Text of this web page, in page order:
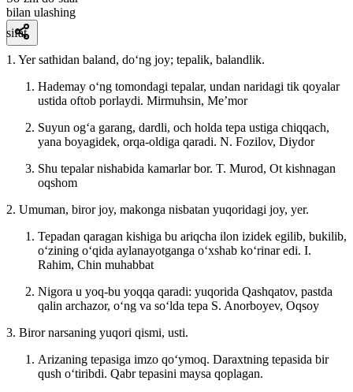
bilan ulashing
sifat
1. Yer sathidan baland, doʻng joy; tepalik, balandlik.
Hademay oʻng tomondagi tepalar, undan naridagi tik qoyalar
ustida oftob porlaydi. Mirmuhsin, Meʼmor
Suyun ogʻa garang, dardli, och holda tepa ustiga chiqqach,
yana boyagidek, orqa-oldiga qaradi. N. Fozilov, Diydor
Shu tepalar nishabida kamarlar bor. T. Murod, Ot kishnagan
oqshom
2. Umuman, biror joy, makonga nisbatan yuqoridagi joy, yer.
Tepadan qaragan kishiga bu ariqcha ilon izidek egilib, bukilib,
oʻzining oʻqida aylanayotganga oʻxshab koʻrinar edi. I.
Rahim, Chin muhabbat
Nigora u yoq-bu yoqqa qaradi: yuqorida Qashqatov, pastda
qalin archazor, oʻng va soʻlda tepa S. Anorboyev, Oqsoy
3. Biror narsaning yuqori qismi, usti.
Arizaning tepasiga imzo qoʻymoq. Daraxtning tepasida bir
qush oʻtiribdi. Qabr tepasini maysa qoplagan.